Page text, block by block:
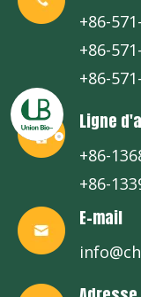
+86-
+86-
+86-
Ligne
+86-
+86-
E-mail